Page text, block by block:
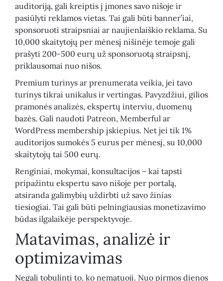
auditoriją, gali kreiptis į įmones savo nišoje ir
pasiūlyti reklamos vietas. Tai gali būti banner’iai,
sponsoruoti straipsniai ar naujienlaiškio reklama. Su
10,000 skaitytojų per mėnesį nišinėje temoje gali
prašyti 200-500 eurų už sponsoruotą straipsnį,
priklausomai nuo nišos.
Premium turinys ar prenumerata veikia, jei tavo
turinys tikrai unikalus ir vertingas. Pavyzdžiui, gilios
pramonės analizės, ekspertų interviu, duomenų
bazės. Gali naudoti Patreon, Memberful ar
WordPress membership įskiepius. Net jei tik 1%
auditorijos sumokės 5 eurus per mėnesį, su 10,000
skaitytojų tai 500 eurų.
Renginiai, mokymai, konsultacijos – kai tapsti
pripažintu ekspertu savo nišoje per portalą,
atsiranda galimybių uždirbti už savo žinias
tiesiogiai. Tai gali būti pelningiausias monetizavimo
būdas ilgalaikėje perspektyvoje.
Matavimas, analizė ir
optimizavimas
Negali tobulinti to, ko nematuoji. Nuo pirmos dienos